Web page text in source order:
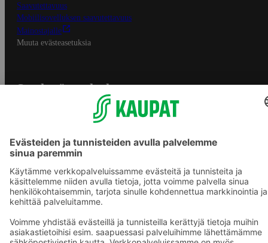
Saavutettavuus
Mobiilisovelluksen saavutettavuus
Mainostajalle
Muuta evästeasetuksia
S-ryhmän palvelut
Yhteishyvä Ruoka -sovellus
Prisma.fi
Sokos.fi
S-Pankki
Sokos Hotels
Raflaamo